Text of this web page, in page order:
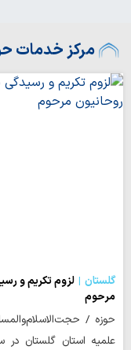
مرکز خدمات حوزه
گلستان
لزوم تکریم و
مرحوم
حوزه /
علمیه استان گلستان در